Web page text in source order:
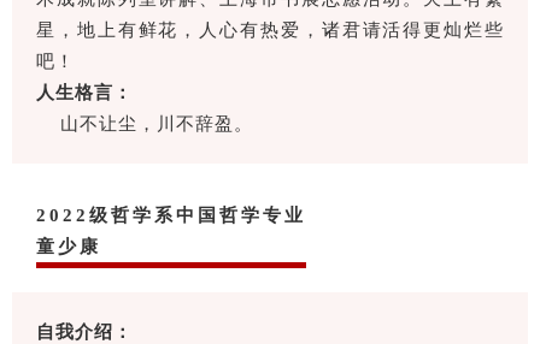
星，地上有鲜花，人心有热爱，诸君请活得更灿烂些
吧！
人生格言：
山不让尘，川不辞盈。
2022级哲学系中国哲学专业
童少康
自我介绍：